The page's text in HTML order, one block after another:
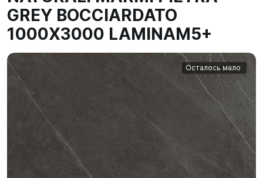
GREY BOCCIARDATO
1000X3000 LAMINAM5+
Осталось мало